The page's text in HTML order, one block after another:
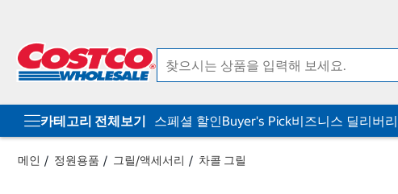
카테고리 전체보기 스페셜 할인Buyer's Pick비즈니스 딜리버리
메인 정원용품 그릴/액세서리 차콜 그릴